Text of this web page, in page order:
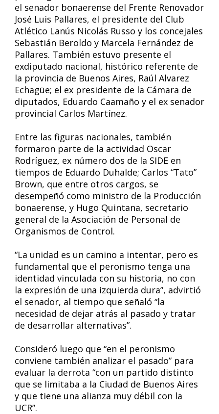
el senador bonaerense del Frente Renovador
José Luis Pallares, el presidente del Club
Atlético Lanús Nicolás Russo y los concejales
Sebastián Beroldo y Marcela Fernández de
Pallares. También estuvo presente el
exdiputado nacional, histórico referente de
la provincia de Buenos Aires, Raúl Alvarez
Echagüe; el ex presidente de la Cámara de
diputados, Eduardo Caamaño y el ex senador
provincial Carlos Martínez.
Entre las figuras nacionales, también
formaron parte de la actividad Oscar
Rodríguez, ex número dos de la SIDE en
tiempos de Eduardo Duhalde; Carlos “Tato”
Brown, que entre otros cargos, se
desempeñó como ministro de la Producción
bonaerense, y Hugo Quintana, secretario
general de la Asociación de Personal de
Organismos de Control.
“La unidad es un camino a intentar, pero es
fundamental que el peronismo tenga una
identidad vinculada con su historia, no con
la expresión de una izquierda dura”, advirtió
el senador, al tiempo que señaló “la
necesidad de dejar atrás al pasado y tratar
de desarrollar alternativas”.
Consideró luego que “en el peronismo
conviene también analizar el pasado” para
evaluar la derrota “con un partido distinto
que se limitaba a la Ciudad de Buenos Aires
y que tiene una alianza muy débil con la
UCR”.